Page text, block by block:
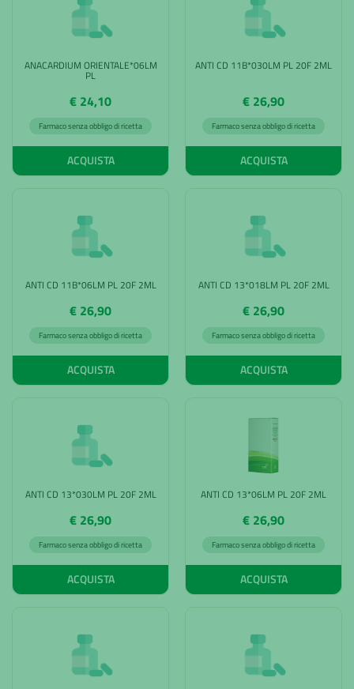
ANACARDIUM ORIENTALE*06LM
PL
€ 24,10
Farmaco senza obbligo di ricetta
ACQUISTA
ANTI CD 11B*030LM PL 20F 2ML
€ 26,90
Farmaco senza obbligo di ricetta
ACQUISTA
ANTI CD 11B*06LM PL 20F 2ML
€ 26,90
Farmaco senza obbligo di ricetta
ACQUISTA
ANTI CD 13*018LM PL 20F 2ML
€ 26,90
Farmaco senza obbligo di ricetta
ACQUISTA
ANTI CD 13*030LM PL 20F 2ML
€ 26,90
Farmaco senza obbligo di ricetta
ACQUISTA
ANTI CD 13*06LM PL 20F 2ML
€ 26,90
Farmaco senza obbligo di ricetta
ACQUISTA